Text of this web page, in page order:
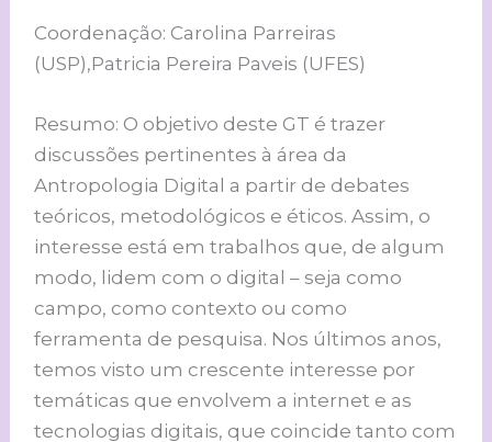
Coordenação: Carolina Parreiras
(USP),Patricia Pereira Paveis (UFES)
Resumo: O objetivo deste GT é trazer
discussões pertinentes à área da
Antropologia Digital a partir de debates
teóricos, metodológicos e éticos. Assim, o
interesse está em trabalhos que, de algum
modo, lidem com o digital – seja como
campo, como contexto ou como
ferramenta de pesquisa. Nos últimos anos,
temos visto um crescente interesse por
temáticas que envolvem a internet e as
tecnologias digitais, que coincide tanto com